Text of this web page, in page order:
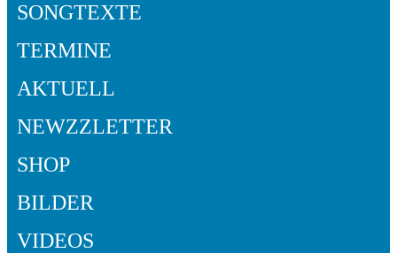
SONGTEXTE
TERMINE
AKTUELL
NEWZZLETTER
SHOP
BILDER
VIDEOS